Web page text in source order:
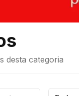
desta categoria